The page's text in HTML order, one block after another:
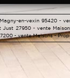
en-vexin 95420 -
Just 27950 -vente
-vente Maisons -